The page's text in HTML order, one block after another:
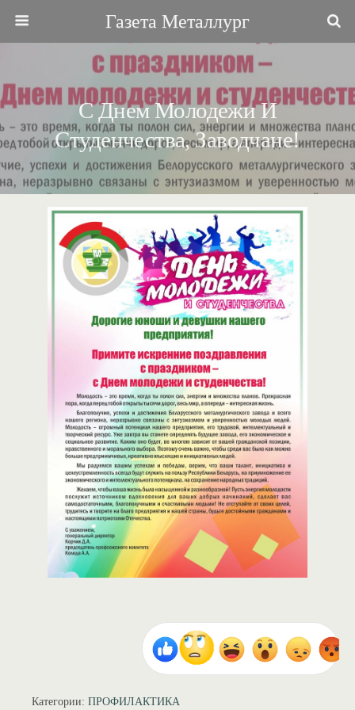
Газета Металлург
С Днем Молодежи И
Студенчества, Заводчане!
Категории: ПРОФИЛАКТИКА